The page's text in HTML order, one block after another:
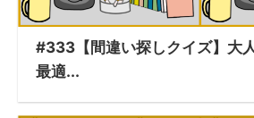
#333【間違い探しクイズ】大
最適...